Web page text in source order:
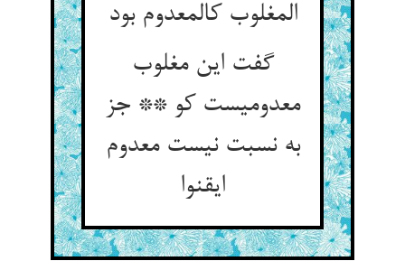
المغلوب کالمعدوم بود
گفت این مغلوب
معدومیست کو ** جز
به نسبت نیست معدوم
ایقنوا